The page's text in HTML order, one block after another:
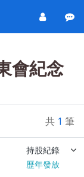
會紀念
共 1 筆
持股紀錄
歷年發放